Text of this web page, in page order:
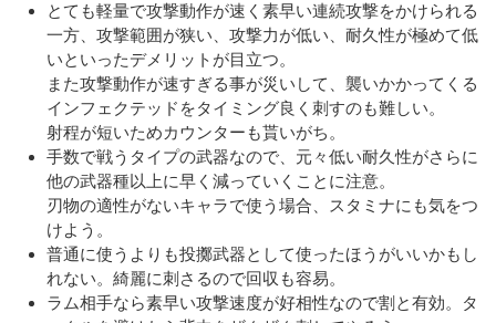
とても軽量で攻撃動作が速く素早い連続攻撃をかけられる
一方、攻撃範囲が狭い、攻撃力が低い、耐久性が極めて低
いといったデメリットが目立つ。
また攻撃動作が速すぎる事が災いして、襲いかかってくる
インフェクテッドをタイミング良く刺すのも難しい。
射程が短いためカウンターも貰いがち。
手数で戦うタイプの武器なので、元々低い耐久性がさらに
他の武器種以上に早く減っていくことに注意。
刃物の適性がないキャラで使う場合、スタミナにも気をつ
けよう。
普通に使うよりも投擲武器として使ったほうがいいかもし
れない。綺麗に刺さるので回収も容易。
ラム相手なら素早い攻撃速度が好相性なので割と有効。タ